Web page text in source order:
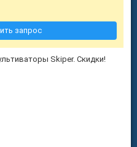
Skiper. Скидки!
запрос